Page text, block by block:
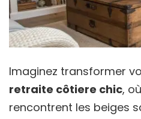
Imaginez transformer
retraite côtiere chic,
rencontrent les beiges